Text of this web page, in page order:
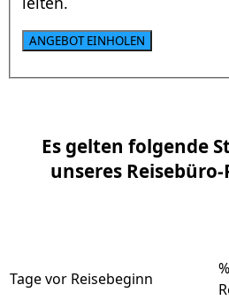
ANGEBOT EINHOLEN
Es gelten folgende
unseres
Tage vor Reisebeginn